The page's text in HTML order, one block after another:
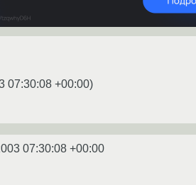
07:30:08 +00:00)
07:30:08 +00:00